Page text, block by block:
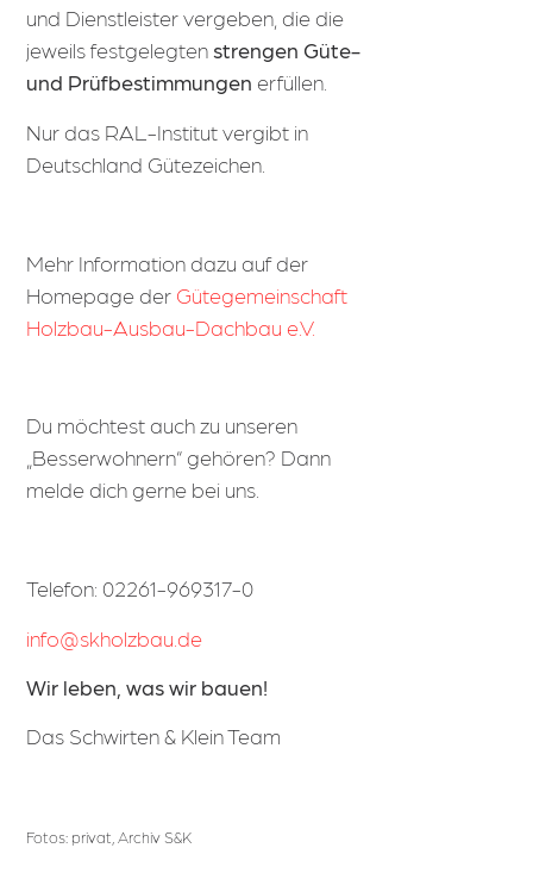
und Dienstleister vergeben, die die
jeweils festgelegtenstrengen Güte-
und Prüfbestimmungen erfüllen.
Nur das RAL-Institut vergibt in
Deutschland Gütezeichen.
Mehr Information dazu auf der
Homepage der Gütegemeinschaft
Holzbau-Ausbau-Dachbau e.V.
Du möchtest auch zu unseren
„Besserwohnern“ gehören? Dann
melde dich gerne bei uns.
Telefon: 02261-969317-0
info@skholzbau.de
Wir leben, was wir bauen!
Das Schwirten & Klein Team
Fotos: privat, Archiv S&K